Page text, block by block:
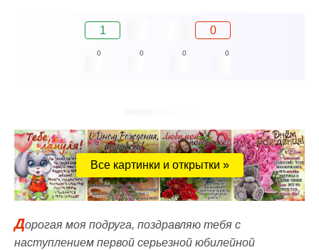
1 0
0 0 0 0
Все картинки и открытки »
Дорогая моя подруга, поздравляю тебя с
наступлением первой серьезной юбилейной